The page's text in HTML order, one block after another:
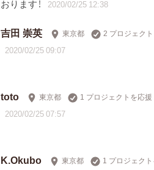
おります！
2020/02/25 12:38
吉田 崇英 東京都 2 プロジェク
2020/02/25 09:07
toto 東京都 1 プロジェクトを応援
2020/02/25 07:57
K.Okubo 東京都 1 プロジェク